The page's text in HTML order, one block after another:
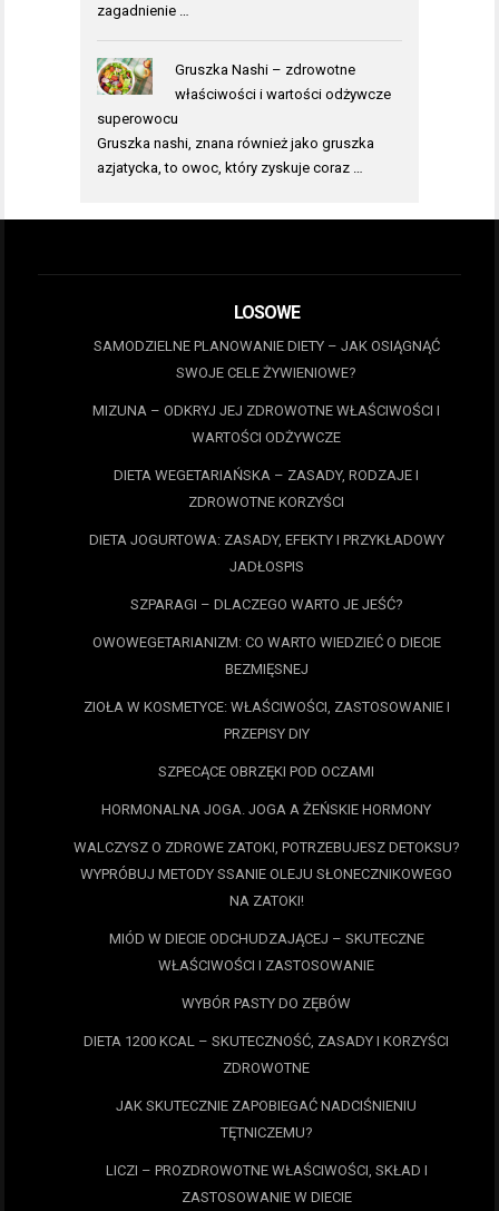
zagadnienie …
Gruszka Nashi – zdrowotne
właściwości i wartości odżywcze
superowocu
Gruszka nashi, znana również jako gruszka
azjatycka, to owoc, który zyskuje coraz …
LOSOWE
SAMODZIELNE PLANOWANIE DIETY – JAK OSIĄGNĄĆ
SWOJE CELE ŻYWIENIOWE?
MIZUNA – ODKRYJ JEJ ZDROWOTNE WŁAŚCIWOŚCI I
WARTOŚCI ODŻYWCZE
DIETA WEGETARIAŃSKA – ZASADY, RODZAJE I
ZDROWOTNE KORZYŚCI
DIETA JOGURTOWA: ZASADY, EFEKTY I PRZYKŁADOWY
JADŁOSPIS
SZPARAGI – DLACZEGO WARTO JE JEŚĆ?
OWOWEGETARIANIZM: CO WARTO WIEDZIEĆ O DIECIE
BEZMIĘSNEJ
ZIOŁA W KOSMETYCE: WŁAŚCIWOŚCI, ZASTOSOWANIE I
PRZEPISY DIY
SZPECĄCE OBRZĘKI POD OCZAMI
HORMONALNA JOGA. JOGA A ŻEŃSKIE HORMONY
WALCZYSZ O ZDROWE ZATOKI, POTRZEBUJESZ DETOKSU?
WYPRÓBUJ METODY SSANIE OLEJU SŁONECZNIKOWEGO
NA ZATOKI!
MIÓD W DIECIE ODCHUDZAJĄCEJ – SKUTECZNE
WŁAŚCIWOŚCI I ZASTOSOWANIE
WYBÓR PASTY DO ZĘBÓW
DIETA 1200 KCAL – SKUTECZNOŚĆ, ZASADY I KORZYŚCI
ZDROWOTNE
JAK SKUTECZNIE ZAPOBIEGAĆ NADCIŚNIENIU
TĘTNICZEMU?
LICZI – PROZDROWOTNE WŁAŚCIWOŚCI, SKŁAD I
ZASTOSOWANIE W DIECIE